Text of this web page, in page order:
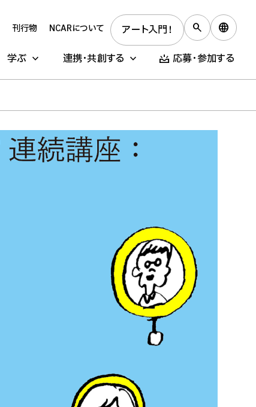
学ぶ 連携・共創する 応募・参加する
刊行物 NCARについて アート入門！